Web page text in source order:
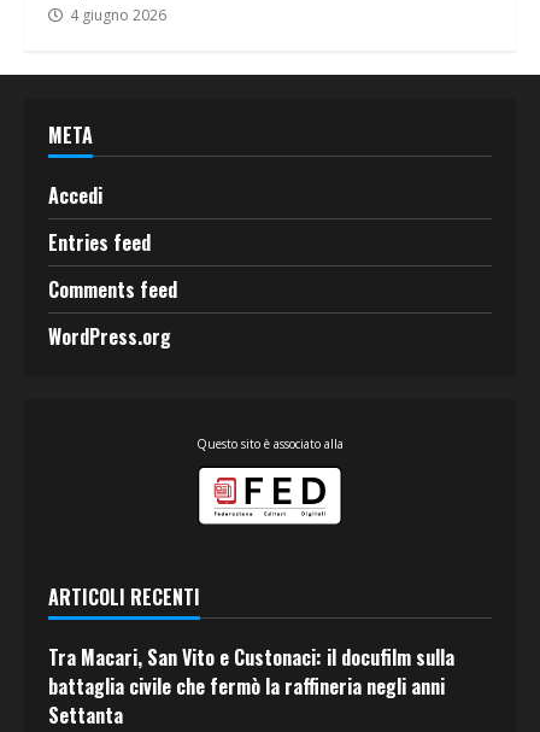
4 giugno 2026
META
Accedi
Entries feed
Comments feed
WordPress.org
Questo sito è associato alla
ARTICOLI RECENTI
Tra Macari, San Vito e Custonaci: il docufilm sulla
battaglia civile che fermò la raffineria negli anni
Settanta